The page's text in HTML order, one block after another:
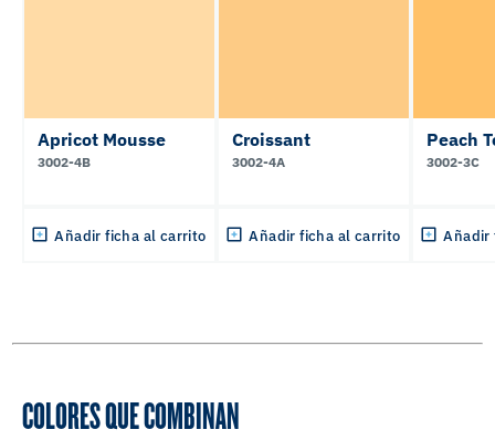
Apricot Mousse
3002-4B
Añadir ficha al carrito
Croissant
3002-4A
Añadir ficha al carrito
Peach
3002-3C
Añadir
COLORES QUE COMBINAN